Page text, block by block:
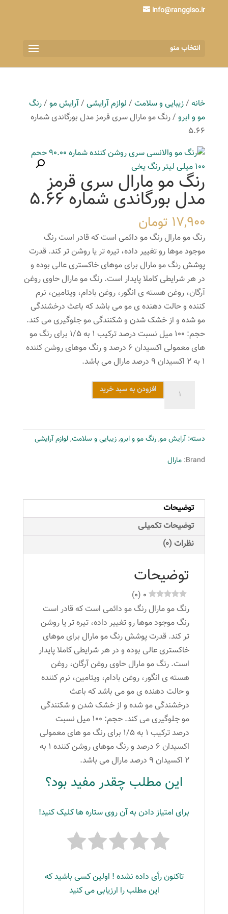
info@ranggiso.ir
انتخاب منو
خانه/زیبایی و سلامت/ لوازم آرایشی/آرایش مو/رنگ
مو و ابرو/ رنگ مو مارال سری قرمز مدل بورگاندی شماره
5.66
رنگ مو مارال سری قرمز
مدل بورگاندی شماره 5.66
17,900 تومان
رنگ مو مارال رنگ مو دائمی است که قادر است رنگ
موجود موها رو تغییر داده، تیره تر یا روشن تر کند. قدرت
پوشش رنگ مو مارال برای موهای خاکستری عالی بوده و
در هر شرایطی کاملا پایدار است. رنگ مو مارال حاوی روغن
آرگان، روغن هسته ی انگور، روغن بادام، ویتامین، نرم
کننده و حالت دهنده ی مو می باشد که باعث درخشندگی
مو شده و از خشک شدن و شکنندگی مو جلوگیری می کند.
حجم: ۱۰۰ میل نسبت درصد ترکیب ۱ به ۱/۵ برای رنگ مو
های معمولی اکسیدان ۶ درصد و رنگ موهای روشن کننده
۱ به ۲ اکسیدان ۹ درصد مارال می باشد.
سری
قرمز
مدل
5.66
عدد
افزودن به سبد خرید
دسته:آرایش مو,رنگ مو و ابرو,زیبایی و سلامت,لوازم آرایشی
Brand: مارال
توضیحات
توضیحات تکمیلی
نظرات (0)
توضیحات
0
(
0
)
رنگ مو مارال رنگ مو دائمی است که قادر است
رنگ موجود موها رو تغییر داده، تیره تر یا روشن
تر کند. قدرت پوشش رنگ مو مارال برای موهای
خاکستری عالی بوده و در هر شرایطی کاملا پایدار
است. رنگ مو مارال حاوی روغن آرگان، روغن
هسته ی انگور، روغن بادام، ویتامین، نرم کننده
و حالت دهنده ی مو می باشد که باعث
درخشندگی مو شده و از خشک شدن و شکنندگی
مو جلوگیری می کند. حجم: ۱۰۰ میل نسبت
درصد ترکیب ۱ به ۱/۵ برای رنگ مو های معمولی
اکسیدان ۶ درصد و رنگ موهای روشن کننده ۱ به
۲ اکسیدان ۹ درصد مارال می باشد.
این مطلب چقدر مفید بود؟
برای امتیاز دادن به آن روی ستاره ها کلیک کنید!
تاکنون رأی داده نشده ! اولین کسی باشید که
این مطلب را ارزیابی می کنید